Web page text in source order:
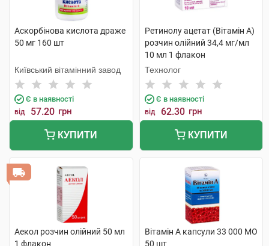
Аскорбінова кислота драже
50 мг 160 шт
Київський вітамінний завод
Є в наявності
від 57.20 грн
КУПИТИ
Ретинолу ацетат (Вітамін A)
розчин олійний 34,4 мг/мл
10 мл 1 флакон
Технолог
Є в наявності
від 62.30 грн
КУПИТИ
Аекол розчин олійний 50 мл
1 флакон
Вітамін A капсули 33 000 МО
50 шт